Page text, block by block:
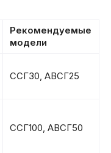
Рекомендуемые
модели
ССГ30, АВСГ25
ССГ100, АВСГ50